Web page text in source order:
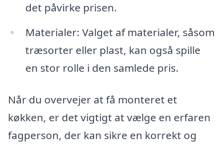
det påvirke prisen.
Materialer: Valget af materialer, såsom
træsorter eller plast, kan også spille
en stor rolle i den samlede pris.
Når du overvejer at få monteret et
køkken, er det vigtigt at vælge en erfaren
fagperson, der kan sikre en korrekt og